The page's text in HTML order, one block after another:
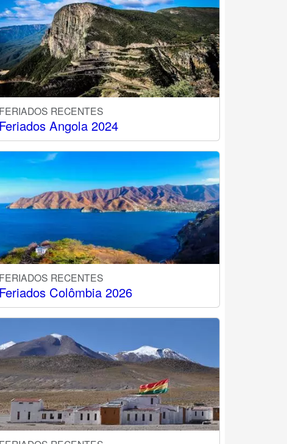
FERIADOS RECENTES
Feriados Angola 2024
FERIADOS RECENTES
Feriados Colômbia 2026